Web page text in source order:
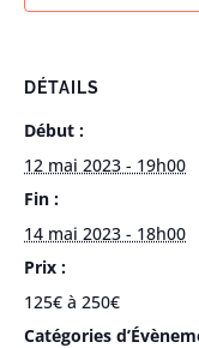
DÉTAILS
Début :
12 mai 2023 - 19h00
Fin :
14 mai 2023 - 18h00
Prix :
125€ à 250€
Catégories